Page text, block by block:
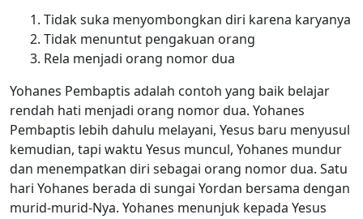
Tidak suka menyombongkan diri karena karyanya
Tidak menuntut pengakuan orang
Rela menjadi orang nomor dua
Yohanes Pembaptis adalah contoh yang baik belajar
rendah hati menjadi orang nomor dua. Yohanes
Pembaptis lebih dahulu melayani, Yesus baru menyusul
kemudian, tapi waktu Yesus muncul, Yohanes mundur
dan menempatkan diri sebagai orang nomor dua. Satu
hari Yohanes berada di sungai Yordan bersama dengan
murid-murid-Nya. Yohanes menunjuk kepada Yesus